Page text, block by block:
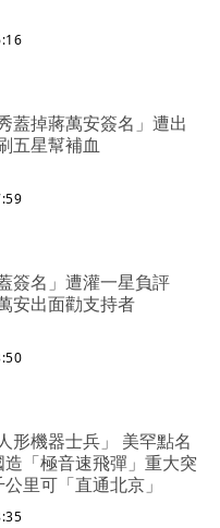
蓋掉蔣萬安簽名」遭出
星幫補血
簽名」遭灌一星負評
安出面勸支持者
形機器士兵」 美罕點名
「極音速飛彈」重大突
里可「直通北京」